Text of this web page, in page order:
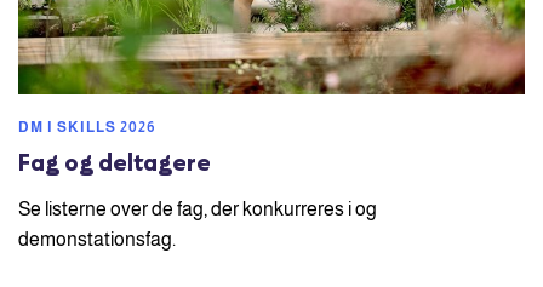
DM I SKILLS 2026
Fag og deltagere
Se listerne over de fag, der konkurreres i og
demonstationsfag.